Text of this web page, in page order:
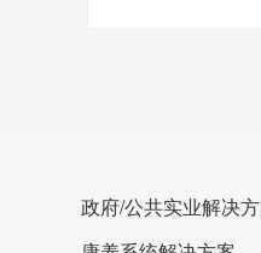
政府/公共实业解决